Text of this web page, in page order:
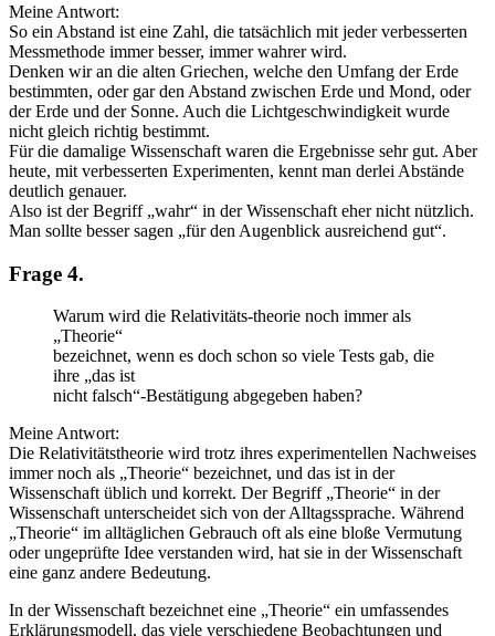
Meine Antwort:
So ein Abstand ist eine Zahl, die tatsächlich mit jeder verbesserten
Messmethode immer besser, immer wahrer wird.
Denken wir an die alten Griechen, welche den Umfang der Erde
bestimmten, oder gar den Abstand zwischen Erde und Mond, oder
der Erde und der Sonne. Auch die Lichtgeschwindigkeit wurde
nicht gleich richtig bestimmt.
Für die damalige Wissenschaft waren die Ergebnisse sehr gut. Aber
heute, mit verbesserten Experimenten, kennt man derlei Abstände
deutlich genauer.
Also ist der Begriff „wahr“ in der Wissenschaft eher nicht nützlich.
Man sollte besser sagen „für den Augenblick ausreichend gut“.
Frage 4.
Warum wird die Relativitäts-theorie noch immer als
„Theorie“
bezeichnet, wenn es doch schon so viele Tests gab, die
ihre „das ist
nicht falsch“-Bestätigung abgegeben haben?
Meine Antwort:
Die Relativitätstheorie wird trotz ihres experimentellen Nachweises
immer noch als „Theorie“ bezeichnet, und das ist in der
Wissenschaft üblich und korrekt. Der Begriff „Theorie“ in der
Wissenschaft unterscheidet sich von der Alltagssprache. Während
„Theorie“ im alltäglichen Gebrauch oft als eine bloße Vermutung
oder ungeprüfte Idee verstanden wird, hat sie in der Wissenschaft
eine ganz andere Bedeutung.
In der Wissenschaft bezeichnet eine „Theorie“ ein umfassendes
Erklärungsmodell, das viele verschiedene Beobachtungen und